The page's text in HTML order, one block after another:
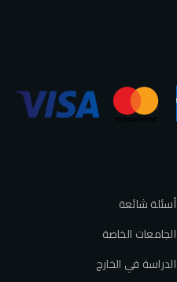
أسئلة شائعة
الجامعات الخاصة
الدراسة في الخارج